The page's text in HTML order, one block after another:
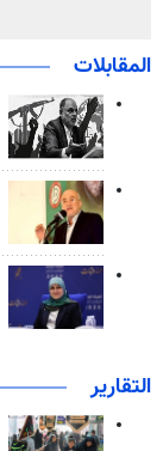
المقابلات
التقارير